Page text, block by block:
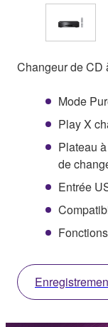
Changeur de CD
Mode
Play X
Plateau
de
Entrée